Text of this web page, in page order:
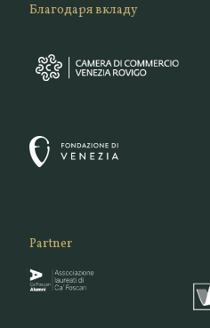
Благодаря вкладу
Partner